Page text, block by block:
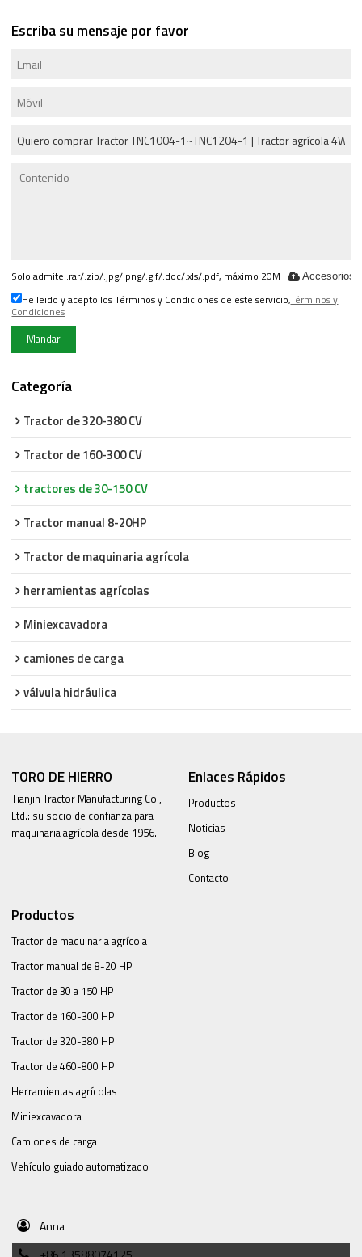
Escriba su mensaje por favor
Solo admite .rar/.zip/.jpg/.png/.gif/.doc/.xls/.pdf, máximo 20M Accesorios
He leido y acepto los Términos y Condiciones de este servicio,Términos y
Condiciones
Mandar
Categoría
Tractor de 320-380 CV
Tractor de 160-300 CV
tractores de 30-150 CV
Tractor manual 8-20HP
Tractor de maquinaria agrícola
herramientas agrícolas
Miniexcavadora
camiones de carga
válvula hidráulica
TORO DE HIERRO
Tianjin Tractor Manufacturing Co.,
Ltd.: su socio de confianza para
maquinaria agrícola desde 1956.
Enlaces Rápidos
Productos
Noticias
Blog
Contacto
Productos
Tractor de maquinaria agrícola
Tractor manual de 8-20 HP
Tractor de 30 a 150 HP
Tractor de 160-300 HP
Tractor de 320-380 HP
Tractor de 460-800 HP
Herramientas agrícolas
Miniexcavadora
Camiones de carga
Vehículo guiado automatizado
Anna